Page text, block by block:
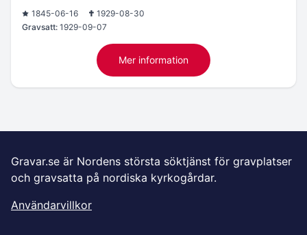
1845-06-16
1929-08-30
Gravsatt: 1929-09-07
Mer information
Gravar.se är Nordens största söktjänst för gravplatser
och gravsatta på nordiska kyrkogårdar.
Användarvillkor